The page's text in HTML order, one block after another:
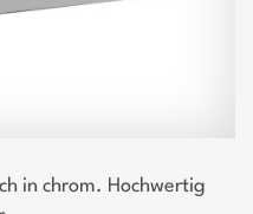
in chrom. Hochwertig